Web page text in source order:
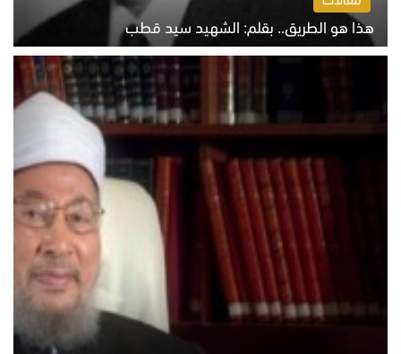
هذا هو الطريق.. بقلم: الشهيد سيد قطب
الخميس 6 أغسطس 2026 10:52 ص